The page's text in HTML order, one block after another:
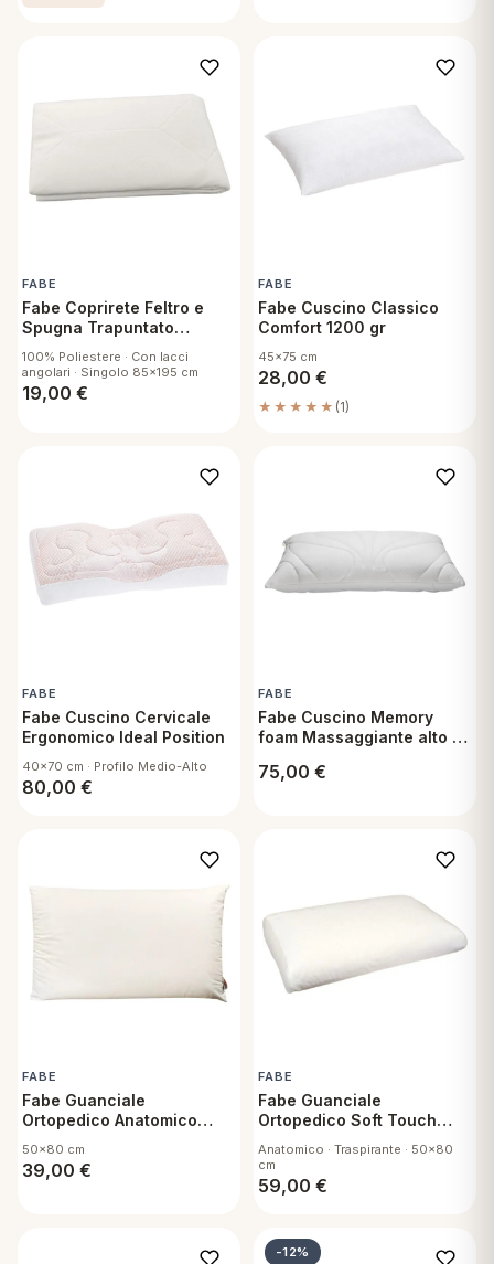
FABE
Fabe Coprirete Feltro e
Spugna Trapuntato
Singolo
100% Poliestere · Con lacci
angolari · Singolo 85x195 cm
19,00 €
FABE
Fabe Cuscino Classico
Comfort 1200 gr
45x75 cm
28,00 €
★★★★★ (1)
FABE
Fabe Cuscino Cervicale
Ergonomico Ideal Position
40x70 cm · Profilo Medio-Alto
80,00 €
FABE
Fabe Cuscino Memory
foam Massaggiante alto 16
75,00 €
FABE
Fabe Guanciale
Ortopedico Anatomico
50x80 cm
39,00 €
FABE
Fabe Guanciale
Ortopedico Soft Touch
Anatomico · Traspirante · 50x80
cm
59,00 €
-12%